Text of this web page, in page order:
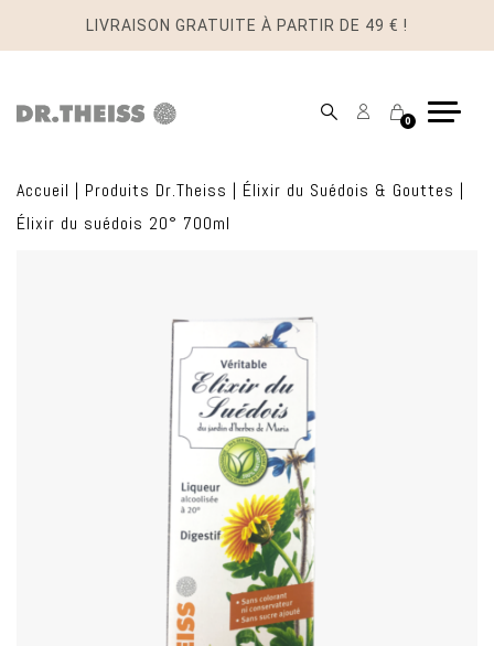
LIVRAISON GRATUITE À PARTIR DE 49 € !
MonPanier
0
Accueil | Produits Dr.Theiss | Élixir du Suédois & Gouttes |
Élixir du suédois 20° 700ml